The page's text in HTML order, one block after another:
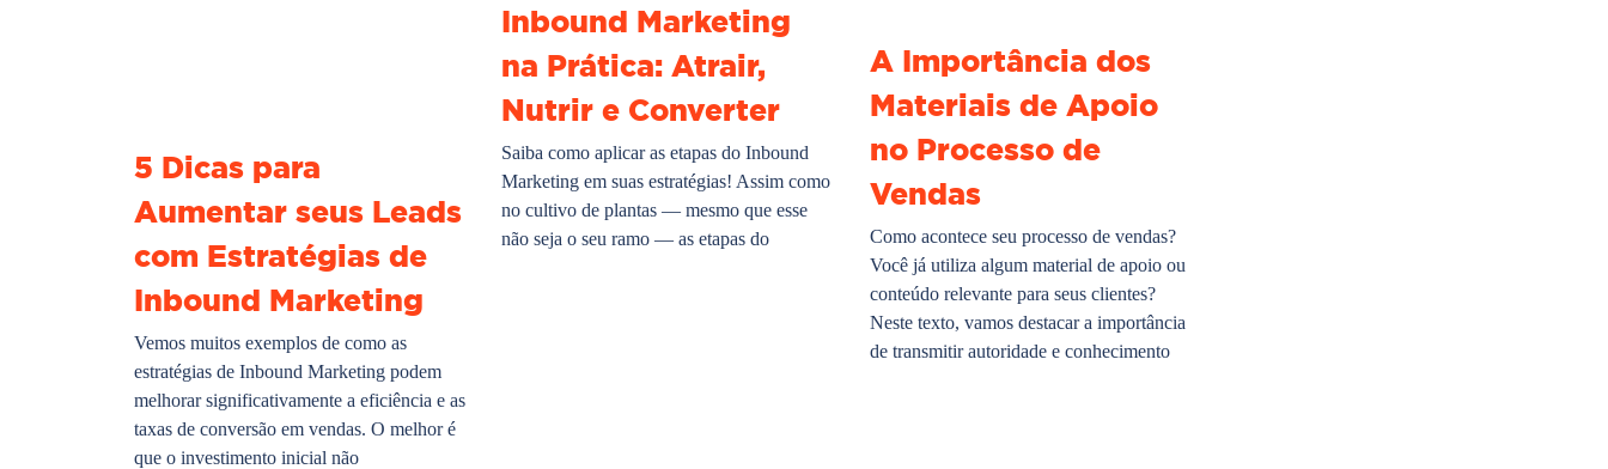
5 Dicas para
Aumentar seus Leads
com Estratégias de
Inbound Marketing
Vemos muitos exemplos de como as
estratégias de Inbound Marketing podem
melhorar significativamente a eficiência e as
taxas de conversão em vendas. O melhor é
que o investimento inicial não
Inbound Marketing
na Prática: Atrair,
Nutrir e Converter
Saiba como aplicar as etapas do Inbound
Marketing em suas estratégias! Assim como
no cultivo de plantas — mesmo que esse
não seja o seu ramo — as etapas do
A Importância dos
Materiais de Apoio
no Processo de
Vendas
Como acontece seu processo de vendas?
Você já utiliza algum material de apoio ou
conteúdo relevante para seus clientes?
Neste texto, vamos destacar a importância
de transmitir autoridade e conhecimento